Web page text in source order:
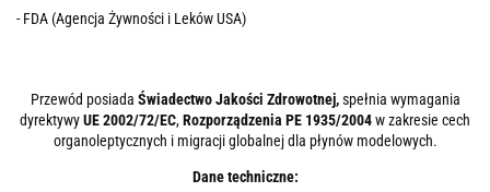
- FDA (Agencja Żywności i Leków USA)
Przewód posiada Świadectwo Jakości Zdrowotnej,spełnia wymagania
dyrektywyUE 2002/72/EC,Rozporządzenia PE 1935/2004w zakresie cech
organoleptycznych i migracji globalnej dla płynów modelowych.
Dane techniczne: